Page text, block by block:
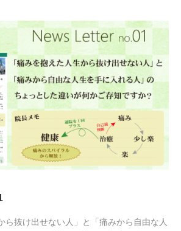
ら抜け出せない人」と「痛みから自由な人